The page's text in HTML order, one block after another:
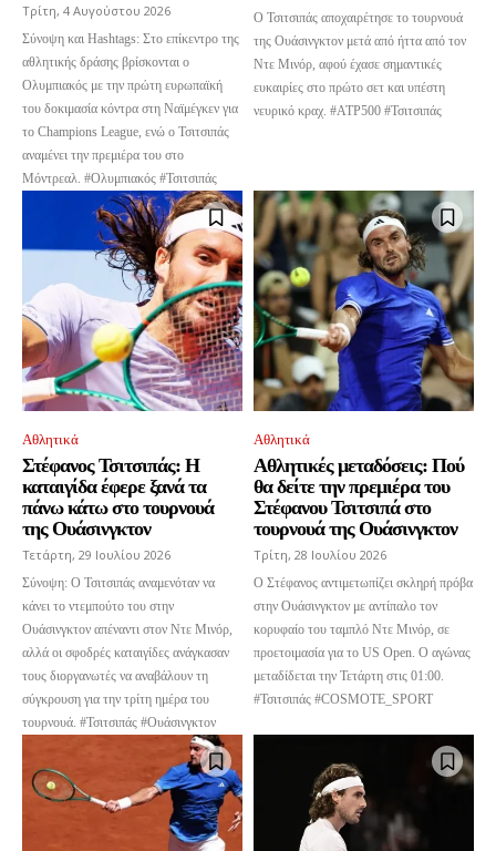
Τρίτη, 4 Αυγούστου 2026
Σύνοψη και Hashtags: Στο επίκεντρο της
αθλητικής δράσης βρίσκονται ο
Ολυμπιακός με την πρώτη ευρωπαϊκή
του δοκιμασία κόντρα στη Ναϊμέγκεν για
το Champions League, ενώ ο Τσιτσιπάς
αναμένει την πρεμιέρα του στο
Μόντρεαλ. #Ολυμπιακός #Τσιτσιπάς
Ο Τσιτσιπάς αποχαιρέτησε το τουρνουά
της Ουάσινγκτον μετά από ήττα από τον
Ντε Μινόρ, αφού έχασε σημαντικές
ευκαιρίες στο πρώτο σετ και υπέστη
νευρικό κραχ. #ATP500 #Τσιτσιπάς
Αθλητικά
Στέφανος Τσιτσιπάς: Η
καταιγίδα έφερε ξανά τα
πάνω κάτω στο τουρνουά
της Ουάσινγκτον
Τετάρτη, 29 Ιουλίου 2026
Σύνοψη: Ο Τσιτσιπάς αναμενόταν να
κάνει το ντεμπούτο του στην
Ουάσινγκτον απέναντι στον Ντε Μινόρ,
αλλά οι σφοδρές καταιγίδες ανάγκασαν
τους διοργανωτές να αναβάλουν τη
σύγκρουση για την τρίτη ημέρα του
τουρνουά. #Τσιτσιπάς #Ουάσινγκτον
Αθλητικά
Αθλητικές μεταδόσεις: Πού
θα δείτε την πρεμιέρα του
Στέφανου Τσιτσιπά στο
τουρνουά της Ουάσινγκτον
Τρίτη, 28 Ιουλίου 2026
Ο Στέφανος αντιμετωπίζει σκληρή πρόβα
στην Ουάσινγκτον με αντίπαλο τον
κορυφαίο του ταμπλό Ντε Μινόρ, σε
προετοιμασία για το US Open. Ο αγώνας
μεταδίδεται την Τετάρτη στις 01:00.
#Τσιτσιπάς #COSMOTE_SPORT